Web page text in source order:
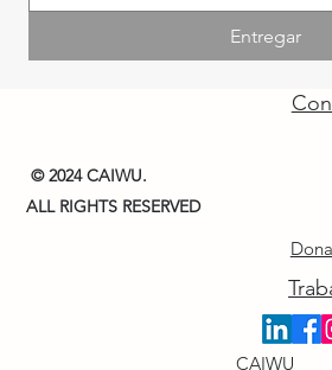
Entregar
CAIWU
© 2024 CAIWU.
ALL RIGHTS RESERVED